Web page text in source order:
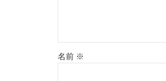
名前 ※